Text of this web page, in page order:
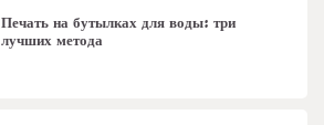
Печать на бутылках для воды: три
лучших метода